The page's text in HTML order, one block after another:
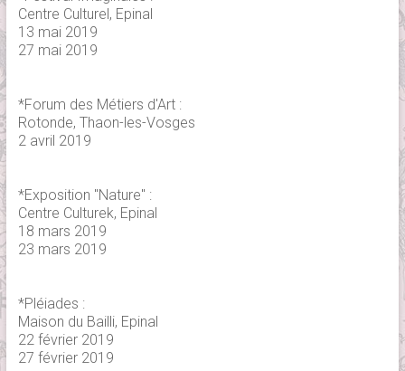
Centre Culturel, Epinal
13 mai 2019
27 mai 2019
*Forum des Métiers d'Art :
Rotonde, Thaon-les-Vosges
2 avril 2019
*Exposition "Nature" :
Centre Culturek, Epinal
18 mars 2019
23 mars 2019
*Pléiades :
Maison du Bailli, Epinal
22 février 2019
27 février 2019